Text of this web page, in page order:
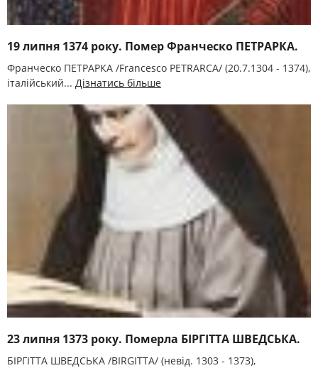
19 липня 1374 року. Помер Франческо ПЕТРАРКА.
Франческо ПЕТРАРКА /Francesco PETRARCA/ (20.7.1304 - 1374),
італійський... Дізнатись більше
23 липня 1373 року. Померла БІРГІТТА ШВЕДСЬКА.
БІРГІТТА ШВЕДСЬКА /BIRGITTA/ (невід. 1303 - 1373),